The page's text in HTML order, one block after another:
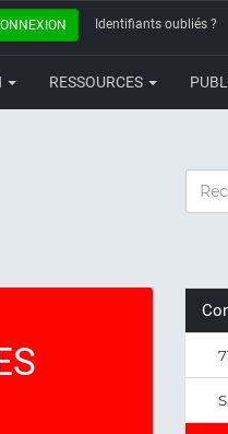
Identifiants oubliés ?
RESSOURCES